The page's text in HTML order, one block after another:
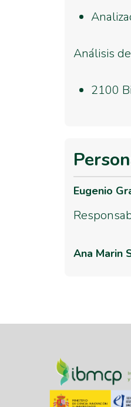
Análisis
2100
Eugenio
Ana Marin